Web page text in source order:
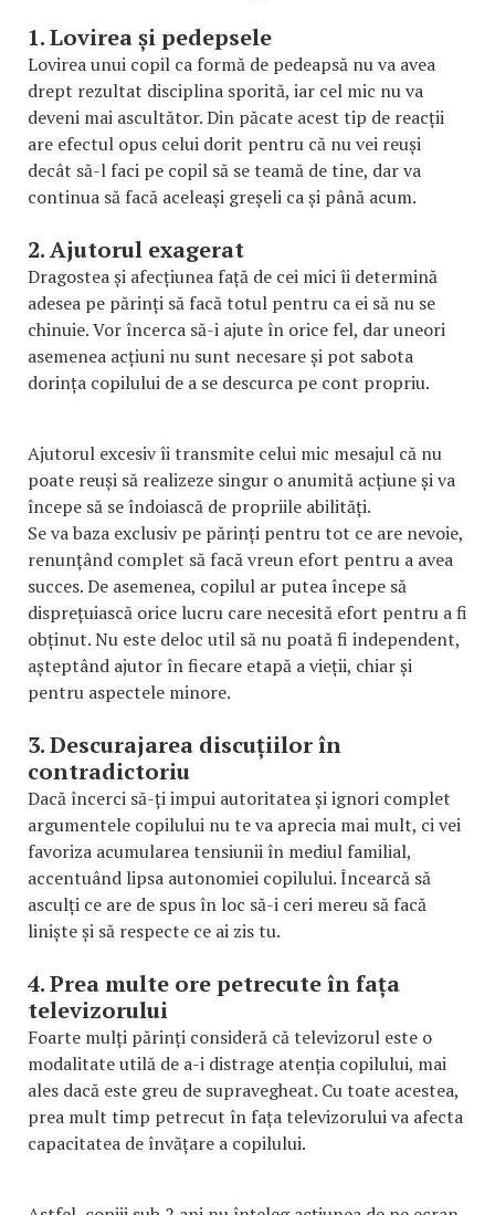
1. Lovirea și pedepsele
Lovirea unui copil ca formă de pedeapsă nu va avea
drept rezultat disciplina sporită, iar cel mic nu va
deveni mai ascultător. Din păcate acest tip de reacții
are efectul opus celui dorit pentru că nu vei reuși
decât să-l faci pe copil să se teamă de tine, dar va
continua să facă aceleași greșeli ca și până acum.
2. Ajutorul exagerat
Dragostea și afecțiunea față de cei mici îi determină
adesea pe părinți să facă totul pentru ca ei să nu se
chinuie. Vor încerca să-i ajute în orice fel, dar uneori
asemenea acțiuni nu sunt necesare și pot sabota
dorința copilului de a se descurca pe cont propriu.
Ajutorul excesiv îi transmite celui mic mesajul că nu
poate reuși să realizeze singur o anumită acțiune și va
începe să se îndoiască de propriile abilități.
Se va baza exclusiv pe părinți pentru tot ce are nevoie,
renunțând complet să facă vreun efort pentru a avea
succes. De asemenea, copilul ar putea începe să
disprețuiască orice lucru care necesită efort pentru a fi
obținut. Nu este deloc util să nu poată fi independent,
așteptând ajutor în fiecare etapă a vieții, chiar și
pentru aspectele minore.
3. Descurajarea discuțiilor în
contradictoriu
Dacă încerci să-ți impui autoritatea și ignori complet
argumentele copilului nu te va aprecia mai mult, ci vei
favoriza acumularea tensiunii în mediul familial,
accentuând lipsa autonomiei copilului. Încearcă să
asculți ce are de spus în loc să-i ceri mereu să facă
liniște și să respecte ce ai zis tu.
4. Prea multe ore petrecute în fața
televizorului
Foarte mulți părinți consideră că televizorul este o
modalitate utilă de a-i distrage atenția copilului, mai
ales dacă este greu de supravegheat. Cu toate acestea,
prea mult timp petrecut în fața televizorului va afecta
capacitatea de învățare a copilului.